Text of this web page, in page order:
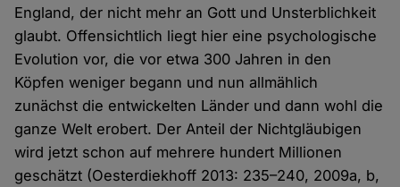
England, der nicht mehr an Gott und Unsterblichkeit
glaubt. Offensichtlich liegt hier eine psychologische
Evolution vor, die vor etwa 300 Jahren in den
Köpfen weniger begann und nun allmählich
zunächst die entwickelten Länder und dann wohl die
ganze Welt erobert. Der Anteil der Nichtgläubigen
wird jetzt schon auf mehrere hundert Millionen
geschätzt (Oesterdiekhoff 2013: 235–240, 2009a, b,